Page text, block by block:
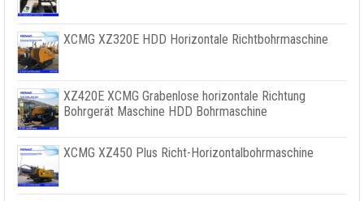
XCMG XZ320E HDD Horizontale Richtbohrmaschine
XZ420E XCMG Grabenlose horizontale Richtung
Bohrgerät Maschine HDD Bohrmaschine
XCMG XZ450 Plus Richt-Horizontalbohrmaschine